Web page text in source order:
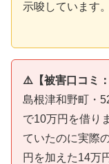
示唆しています。
⚠️【被害口コミ
島根津和野町・
で10万円を借り
ていたのに実際
円を加えた14万